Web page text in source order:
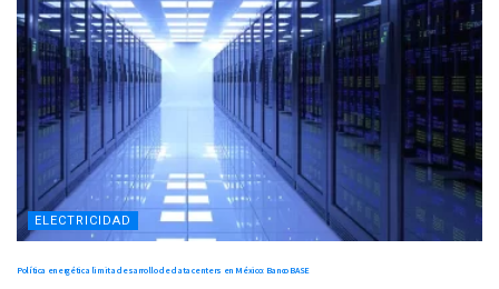
ELECTRICIDAD
Política energética limita desarrollo de data centers en México: Banco BASE